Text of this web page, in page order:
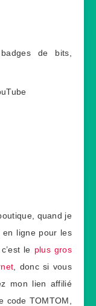
de bits,
quand je
en ligne pour les
le plus gros
, donc si vous
mon lien affilié
code TOMTOM,